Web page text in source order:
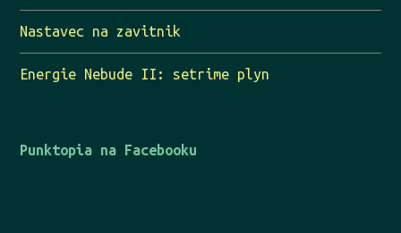
Nastavec na zavitnik
Energie Nebude II: setrime plyn
Punktopia na Facebooku